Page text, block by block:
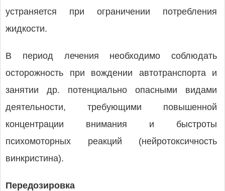
устраняется при ограничении потребления
жидкости.
В период лечения необходимо соблюдать
осторожность при вождении автотранспорта и
занятии др. потенциально опасными видами
деятельности, требующими повышенной
концентрации внимания и быстроты
психомоторных реакций (нейротоксичность
винкристина).
Передозировка